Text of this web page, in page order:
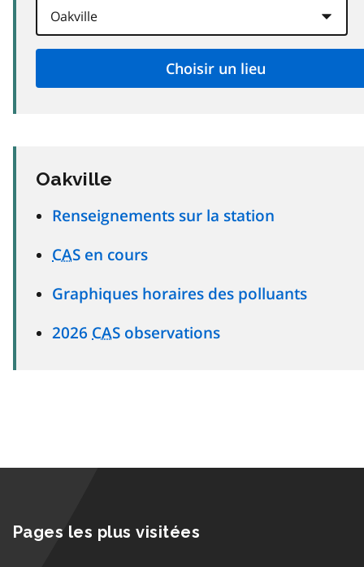
Oakville
Renseignements sur la station
CAS en cours
Graphiques horaires des polluants
2026 CAS observations
Pages les plus visitées